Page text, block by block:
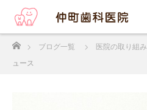
ブログ一覧 医院の取り組み
ュース